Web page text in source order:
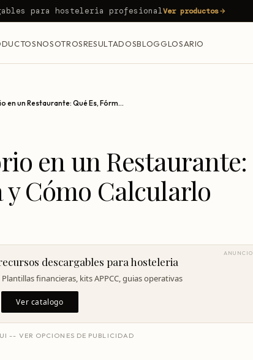
para hosteleria profesionalVer productos
NOSOTROSRESULTADOSBLOGGLOSARIO
Punto de Equilibrio en un Restaurante: Qué Es, Fórmula y Cómo Calcularlo
en un Restaurante:
y Cómo Calcularlo
ANUNCIO
descargables para hosteleria
financieras, kits APPCC, guias operativas
Ver catalogo
-- VER OPCIONES DE PUBLICIDAD